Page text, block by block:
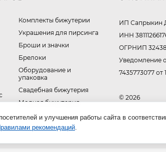
Комплекты бижутерии
Украшения для пирсинга
Броши и значки
Брелоки
Оборудование и
упаковка
Свадебная бижутерия
Модная бижутерия
ИП Сапрыкин
ИНН
ОГРНИП
Уведомление
7435773077 от
© 2026
и улучшения работы сайта в
рекомендаций.